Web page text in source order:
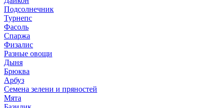
Подсолнечник
Турнепс
Фасоль
Спаржа
Физалис
Разные овощи
Дыня
Брюква
Арбуз
Семена зелени и пряностей
Мята